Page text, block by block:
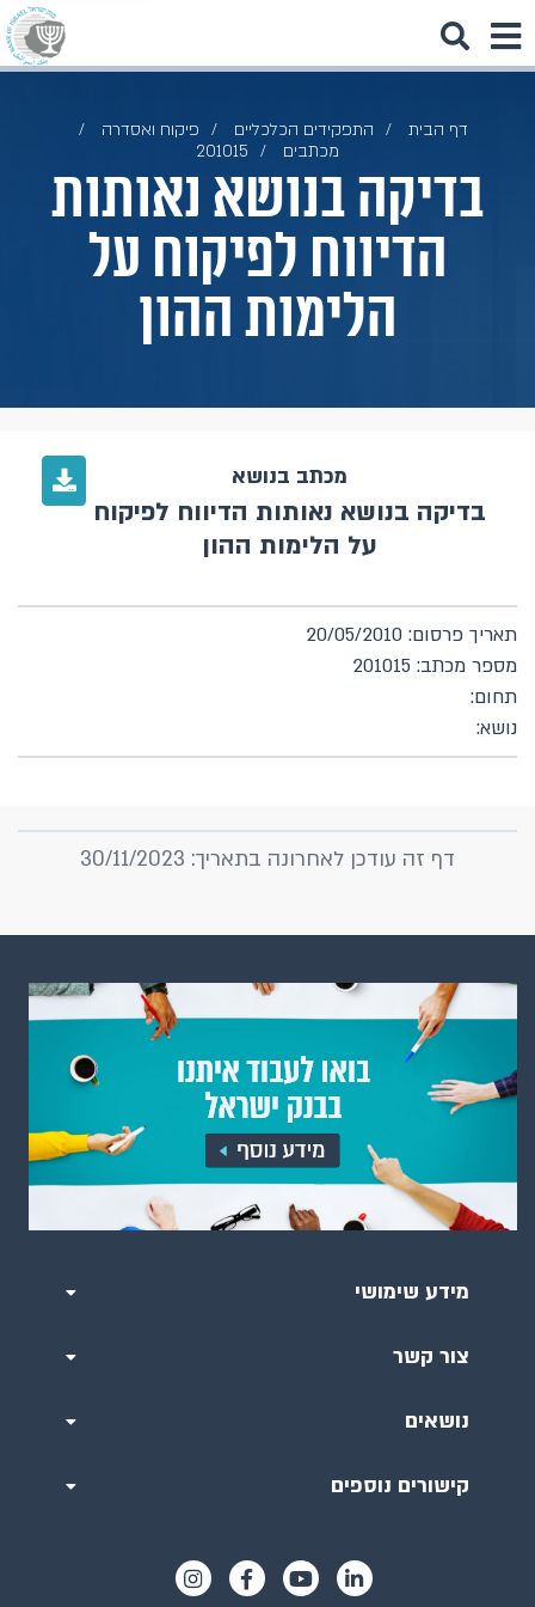
דף הבית התפקידים הכלכליים
פיקוח ואסדרה
מכתבים
201015
בדיקה בנושא נאותות
הדיווח לפיקוח על
הלימות ההון
מכתב בנושא
בדיקה בנושא נאותות הדיווח לפיקוח
על הלימות ההון
תאריך פרסום: 20/05/2010
מספר מכתב: 201015
תחום:
נושא:
דף זה עודכן לאחרונה בתאריך: 30/11/2023
מידע שימושי
צור קשר
נושאים
קישורים נוספים